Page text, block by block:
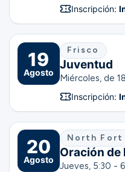
Inscripción:
19
Agosto
Frisco
Juventud
Miércoles, de
Inscripción:
20
Agosto
North Fort
Oración de
Jueves, 5:30 -